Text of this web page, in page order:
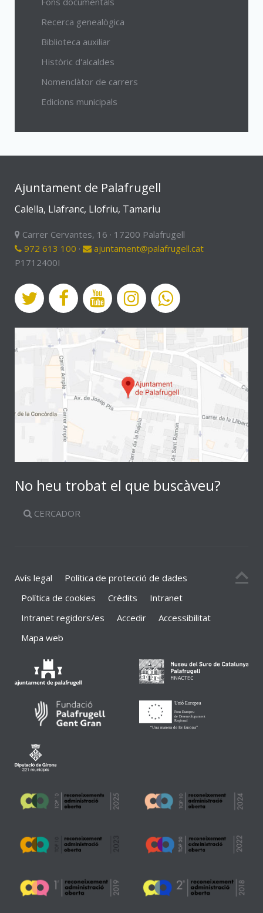
Recerca genealògica
Biblioteca auxiliar
Històric d'alcaldes
Nomenclàtor de carrers
Edicions municipals
Ajuntament de Palafrugell
Calella, Llafranc, Llofriu, Tamariu
Carrer Cervantes, 16 · 17200 Palafrugell
972 613 100 ·
ajuntament@palafrugell.cat
P1712400I
No heu trobat el que buscàveu?
CERCADOR
Avís legal
Política de protecció de dades
Política de cookies
Crèdits
Intranet
Intranet regidors/es
Accedir
Accessibilitat
Mapa web